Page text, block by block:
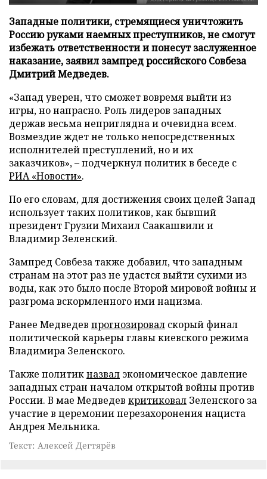
Западные политики, стремящиеся уничтожить
Россию руками наемных преступников, не смогут
избежать ответственности и понесут заслуженное
наказание, заявил зампред российского Совбеза
Дмитрий Медведев.
«Запад уверен, что сможет вовремя выйти из
игры, но напрасно. Роль лидеров западных
держав весьма неприглядна и очевидна всем.
Возмездие ждет не только непосредственных
исполнителей преступлений, но и их
заказчиков», – подчеркнул политик в беседе с
РИА «Новости».
По его словам, для достижения своих целей Запад
использует таких политиков, как бывший
президент Грузии Михаил Саакашвили и
Владимир Зеленский.
Зампред Совбеза также добавил, что западным
странам на этот раз не удастся выйти сухими из
воды, как это было после Второй мировой войны и
разгрома вскормленного ими нацизма.
Ранее Медведев прогнозировал скорый финал
политической карьеры главы киевского режима
Владимира Зеленского.
Также политикназвал экономическое давление
западных стран началом открытой войны против
России. В мае Медведев критиковал Зеленского за
участие в церемонии перезахоронения нациста
Андрея Мельника.
Текст: Алексей Дегтярёв